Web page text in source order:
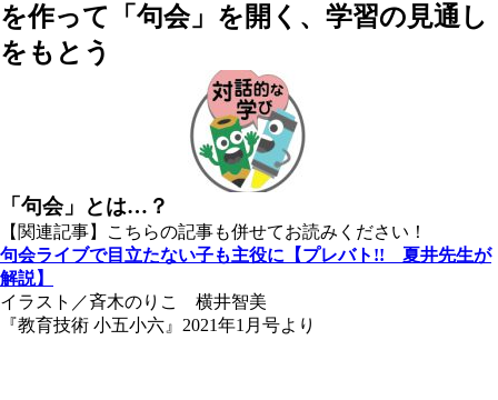
を作って「句会」を開く、学習の見通し
をもとう
「句会」とは…？
【関連記事】こちらの記事も併せてお読みください！
句会ライブで目立たない子も主役に【プレバト!! 夏井先生が
解説】
イラスト／斉木のりこ 横井智美
『教育技術 小五小六』2021年1月号より